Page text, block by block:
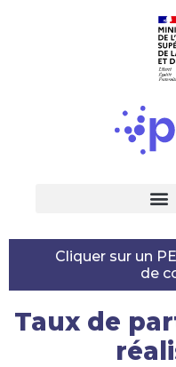
Cliquer sur un
de
Taux de